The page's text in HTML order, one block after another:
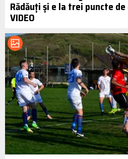
Rădăuți și e la trei puncte
VIDEO